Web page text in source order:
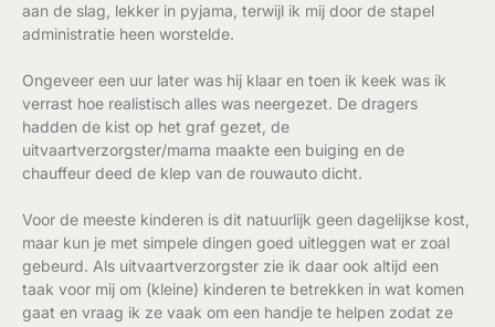
aan de slag, lekker in pyjama, terwijl ik mij door de stapel
administratie heen worstelde.
Ongeveer een uur later was hij klaar en toen ik keek was ik
verrast hoe realistisch alles was neergezet. De dragers
hadden de kist op het graf gezet, de
uitvaartverzorgster/mama maakte een buiging en de
chauffeur deed de klep van de rouwauto dicht.
Voor de meeste kinderen is dit natuurlijk geen dagelijkse kost,
maar kun je met simpele dingen goed uitleggen wat er zoal
gebeurd. Als uitvaartverzorgster zie ik daar ook altijd een
taak voor mij om (kleine) kinderen te betrekken in wat komen
gaat en vraag ik ze vaak om een handje te helpen zodat ze